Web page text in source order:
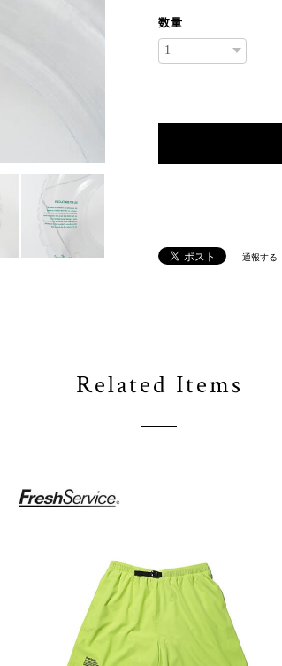
数量
通報する
Related Items